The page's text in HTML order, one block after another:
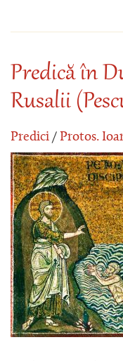
Predică în
Rusalii
Predici / Protos.